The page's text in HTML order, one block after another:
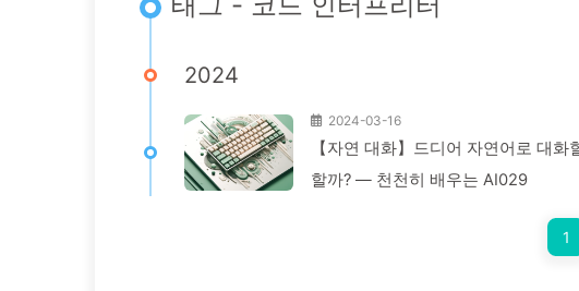
2024
2024-03-16
【자연 대화】드디어 자연어로 대
할까? — 천천히 배우는 AI029
1